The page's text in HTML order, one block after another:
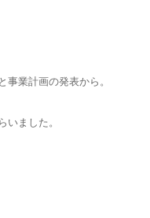
業計画の発表から。
ました。